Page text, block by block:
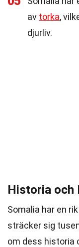
av torka,
djurliv.
Historia och
Somalia har en
sträcker sig
om dess historia